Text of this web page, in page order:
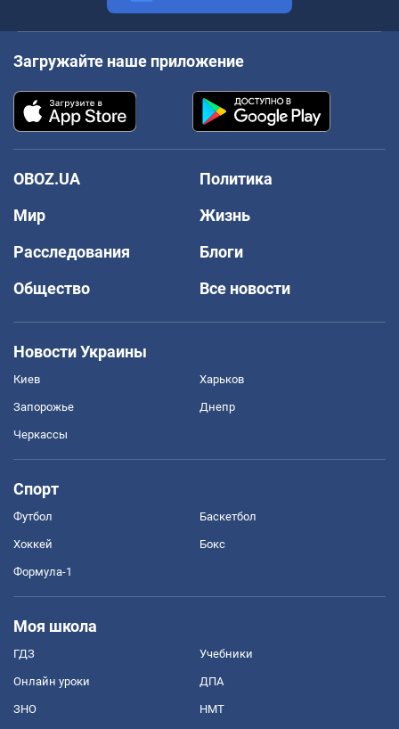
Загружайте наше приложение
OBOZ.UA
Политика
Мир
Жизнь
Расследования
Блоги
Общество
Все новости
Новости Украины
Киев Харьков
Запорожье Днепр
Черкассы
Спорт
Футбол Баскетбол
Хоккей Бокс
Формула-1
Моя школа
ГДЗ Учебники
Онлайн уроки ДПА
ЗНО НМТ